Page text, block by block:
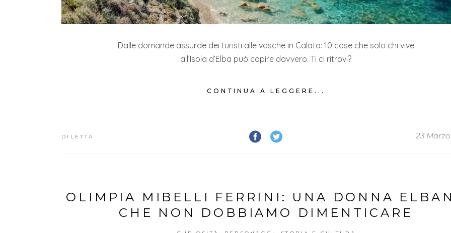
Dalle domande assurde dei turisti alle vasche in Calata: 10 cose che solo chi vive
all’Isola d’Elba può capire davvero. Ti ci ritrovi?
CONTINUA A LEGGERE...
DILETTA 23
OLIMPIA MIBELLI FERRINI: UNA DONNA
CHE NON DOBBIAMO DIMENTICARE